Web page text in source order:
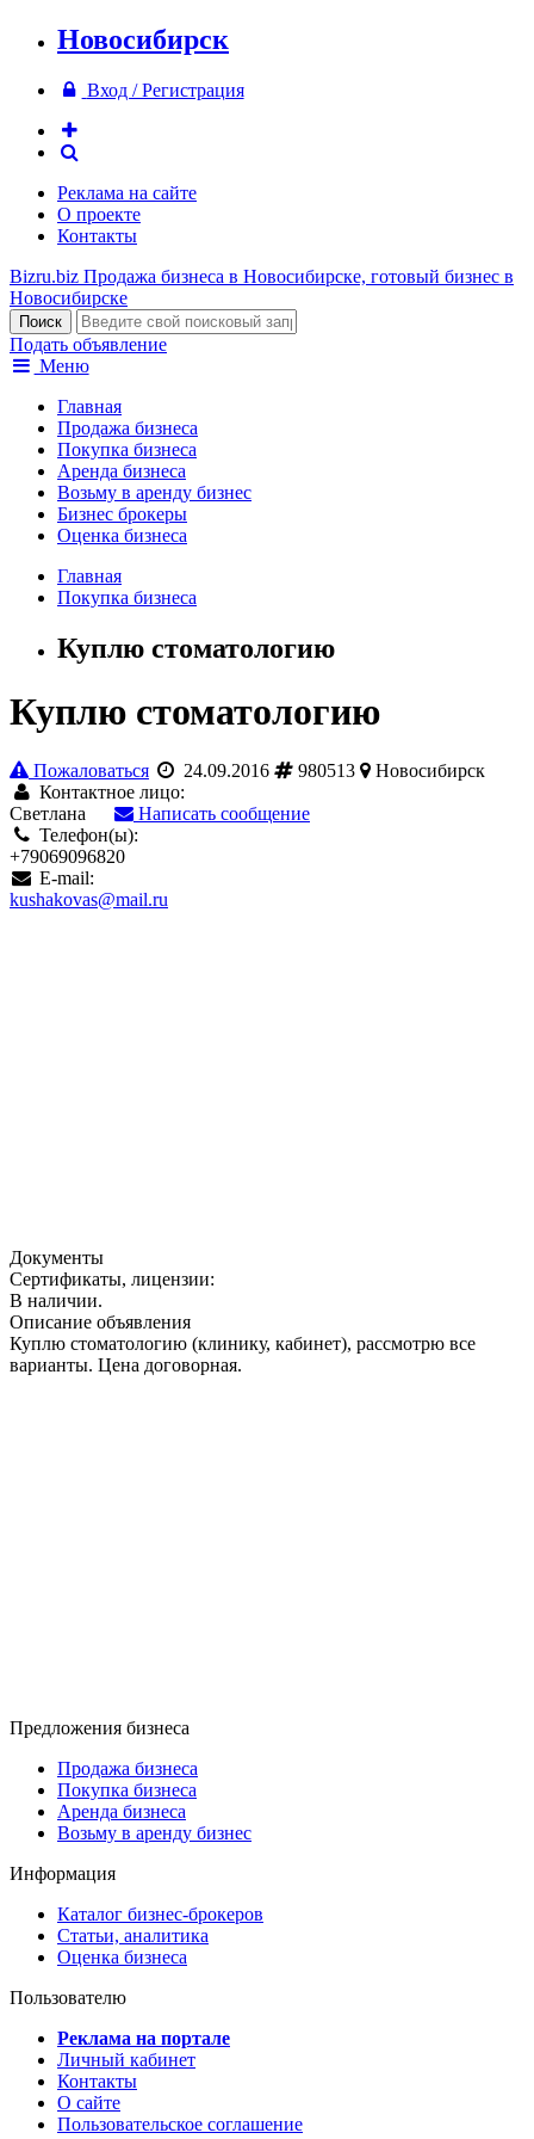
Новосибирск
Вход / Регистрация
Реклама на сайте
О проекте
Контакты
Bizru.biz Продажа бизнеса в Новосибирске, готовый бизнес в
Новосибирске
Подать объявление
Меню
Главная
Продажа бизнеса
Покупка бизнеса
Аренда бизнеса
Возьму в аренду бизнес
Бизнес брокеры
Оценка бизнеса
Главная
Покупка бизнеса
Куплю стоматологию
Куплю стоматологию
Пожаловаться 24.09.2016 980513
Новосибирск
Контактное лицо:
Светлана
Написать сообщение
Телефон(ы):
+79069096820
E-mail:
kushakovas@mail.ru
Документы
Сертификаты, лицензии:
В наличии.
Описание объявления
Куплю стоматологию (клинику, кабинет), рассмотрю все
варианты. Цена договорная.
Предложения бизнеса
Продажа бизнеса
Покупка бизнеса
Аренда бизнеса
Возьму в аренду бизнес
Информация
Каталог бизнес-брокеров
Статьи, аналитика
Оценка бизнеса
Пользователю
Реклама на портале
Личный кабинет
Контакты
О сайте
Пользовательское соглашение